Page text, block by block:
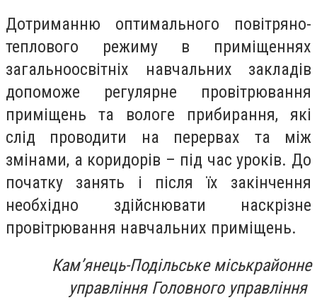
Дотриманню оптимального повітряно-
теплового режиму в приміщеннях
загальноосвітніх навчальних закладів
допоможе регулярне провітрювання
приміщень та вологе прибирання, які
слід проводити на перервах та між
змінами, а коридорів – під час уроків. До
початку занять і після їх закінчення
необхідно здійснювати наскрізне
провітрювання навчальних приміщень.
Кам’янець-Подільське міськрайонне
управління Головного управління